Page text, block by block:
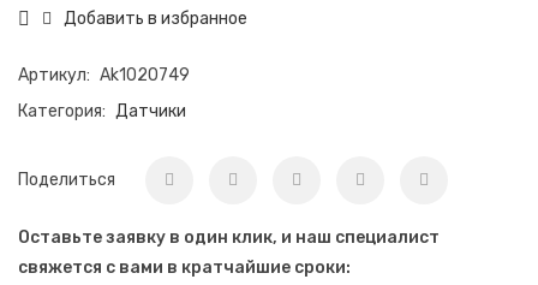
Добавить в избранное
Артикул: Ak1020749
Категория: Датчики
Поделиться
Оставьте заявку в один клик, и наш специалист
свяжется с вами в кратчайшие сроки: